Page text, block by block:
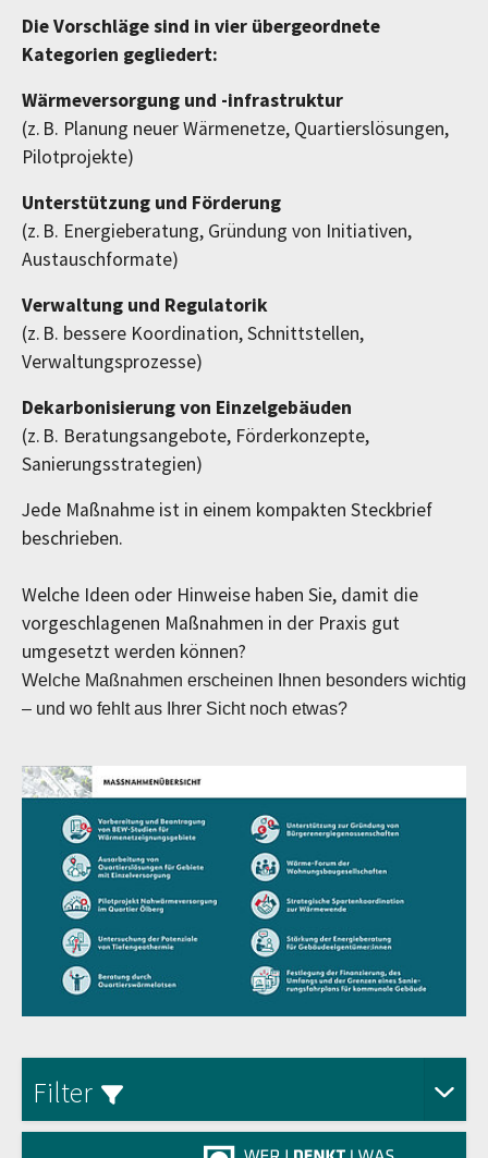
Die Vorschläge sind in vier übergeordnete
Kategorien gegliedert:
Wärmeversorgung und -infrastruktur
(z. B. Planung neuer Wärmenetze, Quartierslösungen,
Pilotprojekte)
Unterstützung und Förderung
(z. B. Energieberatung, Gründung von Initiativen,
Austauschformate)
Verwaltung und Regulatorik
(z. B. bessere Koordination, Schnittstellen,
Verwaltungsprozesse)
Dekarbonisierung von Einzelgebäuden
(z. B. Beratungsangebote, Förderkonzepte,
Sanierungsstrategien)
Jede Maßnahme ist in einem kompakten Steckbrief
beschrieben.
Welche Ideen oder Hinweise haben Sie, damit die
vorgeschlagenen Maßnahmen in der Praxis gut
umgesetzt werden können?
Welche Maßnahmen erscheinen Ihnen besonders wichtig
– und wo fehlt aus Ihrer Sicht noch etwas?
Filter